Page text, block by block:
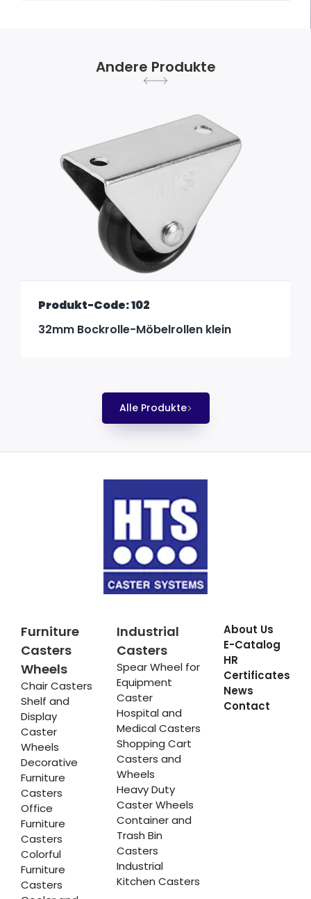
Andere Produkte
Produkt-Code: 102
32mm Bockrolle-Möbelrollen klein
Alle Produkte
Furniture
Casters
Wheels
Chair Casters
Shelf and
Display
Caster
Wheels
Decorative
Furniture
Casters
Office
Furniture
Casters
Colorful
Furniture
Casters
Industrial
Casters
Spear Wheel for
Equipment
Caster
Hospital and
Medical Casters
Shopping Cart
Casters and
Wheels
Heavy Duty
Caster Wheels
Container and
Trash Bin
Casters
Industrial
Kitchen Casters
About Us
E-Catalog
HR
Certificates
News
Contact